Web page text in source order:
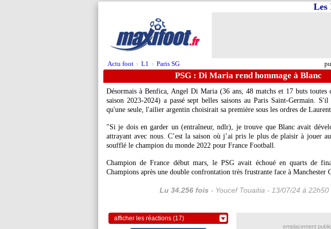
Actu foot > L1 > Paris SG
Les
PSG : Di Maria rend hommage à Blanc
Désormais à Benfica, Angel Di Maria (36 ans, 48 matchs et 17 buts toutes
saison 2023-2024) a passé sept belles saisons au Paris Saint-Germain.
qu'une seule, l'ailier argentin choisirait sa première sous les ordres de
"Si je dois en garder un (entraîneur, ndlr), je trouve que Blanc avait
attrayant avec nous. C’est la saison où j’ai pris le plus de plaisir à jouer
soufflé le champion du monde 2022 pour France Football.
Champion de France début mars, le PSG avait échoué en quarts de
Champions après une double confrontation très frustrante face à
Lu 34.256 fois - Youcef Touaitia - 13/07/24 à 22h50
afficher les réactions (17)
emplacement